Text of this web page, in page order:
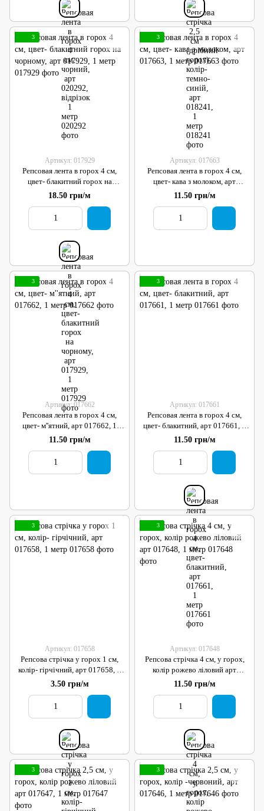
3
Артикул: 017929
Репсовая лента в горох 4 см,
цвет- блакитний горох на
чорному, арт 017929, 1 метр
18.50 грн/м
3
Артикул: 017663
Репсовая лента в горох 4 см,
цвет- кава з молоком, арт
017663, 1 метр
11.50 грн/м
3
Артикул: 017662
Репсовая лента в горох 4 см,
цвет- м''ятний, арт 017662, 1
метр
11.50 грн/м
3
Артикул: 017661
Репсовая лента в горох 4 см,
цвет- блакитний, арт 017661, 1
метр
11.50 грн/м
3
Артикул: 017658
Репсова стрічка у горох 1 см,
колір- гірчічний, арт 017658, 1
метр
3.50 грн/м
3
Артикул: 017648
Репсова стрічка 4 см, у горох,
колір рожево ліловий арт
017648, 1 метр
11.50 грн/м
3 3